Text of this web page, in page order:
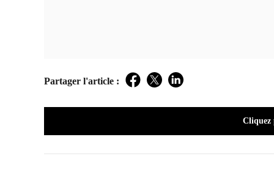
Partager l'article : Facebook
TwitterLinkedIn
Cliquez